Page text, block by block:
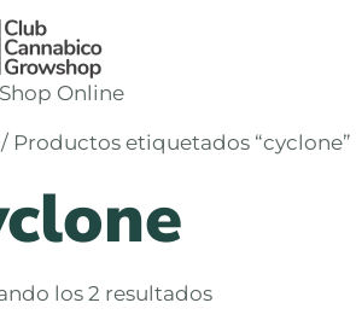
Online
/ Productos etiquetados “cyclone”
los 2 resultados